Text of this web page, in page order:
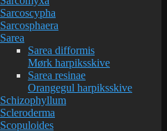
Sarcoscypha
Sarcosphaera
Sarea
Sarea difformis
Mørk harpiksskive
Sarea resinae
Orangegul harpiksskive
Schizophyllum
Scleroderma
Scopuloides